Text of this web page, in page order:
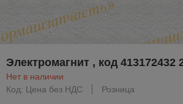
Электромагнит , код 413172432
Нет в наличии
Код: Цена без НДС
Розница